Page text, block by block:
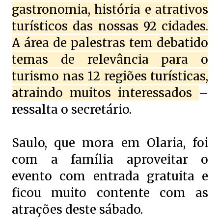
gastronomia, história e atrativos
turísticos das nossas 92 cidades.
A área de palestras tem debatido
temas de relevância para o
turismo nas 12 regiões turísticas,
atraindo muitos interessados –
ressalta o secretário.
Saulo, que mora em Olaria, foi
com a família aproveitar o
evento com entrada gratuita e
ficou muito contente com as
atrações deste sábado.